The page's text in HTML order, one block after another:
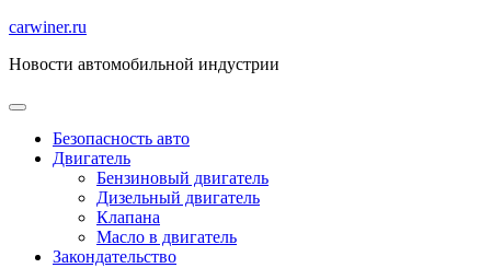
Перейти
содержимому
carwiner.ru
Новости автомобильной индустрии
Безопасность авто
Двигатель
Бензиновый двигатель
Дизельный двигатель
Клапана
Масло в двигатель
Закондательство